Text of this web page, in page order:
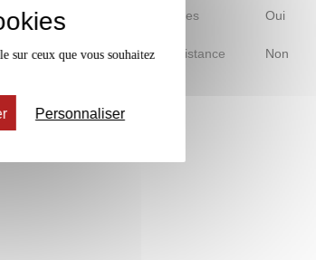
Mobilité d'études Oui
Accessible à distance Non
sur ceux que vous souhaitez
Personnaliser